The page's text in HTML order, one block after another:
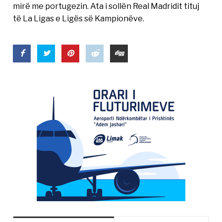
mirë me portugezin. Ata i sollën Real Madridit tituj
të La Ligas e Ligës së Kampionëve.